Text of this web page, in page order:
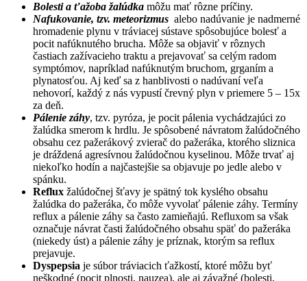
Bolesti a ťažoba žalúdka môžu mať rôzne príčiny.
Nafukovanie, tzv. meteorizmus alebo nadúvanie je nadmerné
hromadenie plynu v tráviacej sústave spôsobujúce bolesť a
pocit nafúknutého brucha. Môže sa objaviť v rôznych
častiach zažívacieho traktu a prejavovať sa celým radom
symptómov, napríklad nafúknutým bruchom, grganím a
plynatosťou. Aj keď sa z hanblivosti o nadúvaní veľa
nehovorí, každý z nás vypustí črevný plyn v priemere 5 – 15x
za deň.
Pálenie záhy, tzv. pyróza, je pocit pálenia vychádzajúci zo
žalúdka smerom k hrdlu. Je spôsobené návratom žalúdočného
obsahu cez pažerákový zvierač do pažeráka, ktorého sliznica
je dráždená agresívnou žalúdočnou kyselinou. Môže trvať aj
niekoľko hodín a najčastejšie sa objavuje po jedle alebo v
spánku.
Reflux žalúdočnej šťavy je spätný tok kyslého obsahu
žalúdka do pažeráka, čo môže vyvolať pálenie záhy. Termíny
reflux a pálenie záhy sa často zamieňajú. Refluxom sa však
označuje návrat časti žalúdočného obsahu späť do pažeráka
(niekedy úst) a pálenie záhy je príznak, ktorým sa reflux
prejavuje.
Dyspepsia je súbor tráviacich ťažkostí, ktoré môžu byť
neškodné (pocit plnosti, nauzea), ale aj závažné (bolesti,